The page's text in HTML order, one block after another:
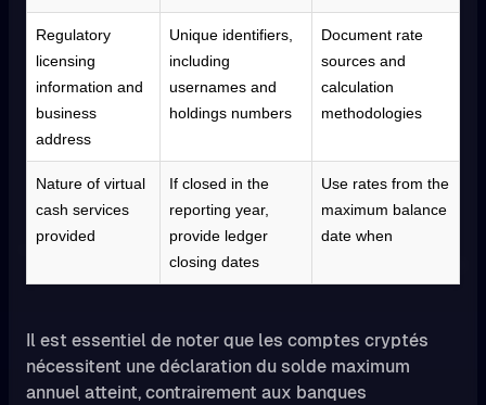
Regulatory
licensing
information and
business
address
Unique identifiers,
including
usernames and
holdings numbers
Document rate
sources and
calculation
methodologies
Nature of virtual
cash services
provided
If closed in the
reporting year,
provide ledger
closing dates
Use rates from the
maximum balance
date when
Il est essentiel de noter que les comptes cryptés
nécessitent une déclaration du solde maximum
annuel atteint, contrairement aux banques